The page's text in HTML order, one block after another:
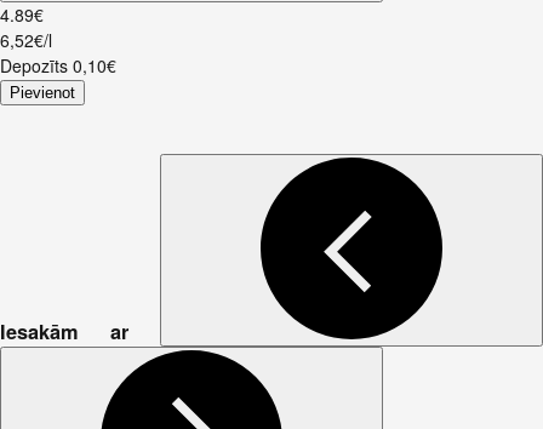
4.89€
6,52€/l
Depozīts 0,10€
Pievienot
Iesakām ar